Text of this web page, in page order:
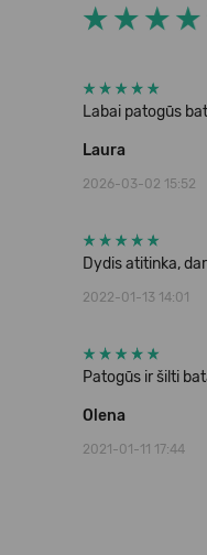
Labai patogūs
Laura
2026-03-02 15:52
Dydis atitinka,
2022-01-13 14:01
Patogūs ir šilti
Olena
2021-01-11 17:44